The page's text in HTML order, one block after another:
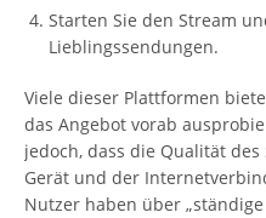
Starten Sie den Stream
Lieblingssendungen.
Viele dieser Plattformen
das Angebot vorab
jedoch, dass die Qualität
Gerät und der
Nutzer haben über